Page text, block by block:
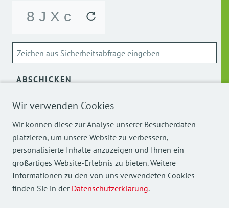
Wir verwenden Cookies
Wir können diese zur Analyse unserer Besucherdaten
platzieren, um unsere Website zu verbessern,
personalisierte Inhalte anzuzeigen und Ihnen ein
großartiges Website-Erlebnis zu bieten. Weitere
Informationen zu den von uns verwendeten Cookies
finden Sie in der Datenschutzerklärung.
ABSCHICKEN
Über die Verarbeitung meiner personenbezogenen Daten
Mehr Einblicke in unsere Arbeit finden Sie auch auf